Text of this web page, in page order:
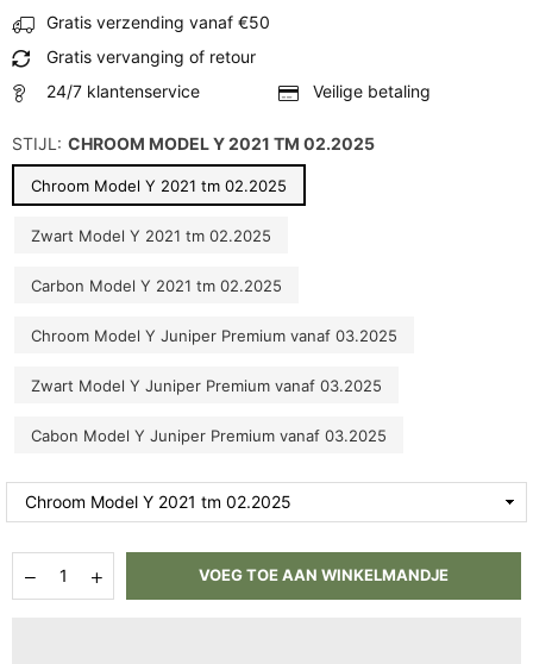
Gratis verzending vanaf €50
Gratis vervanging of retour
24/7 klantenservice
Veilige betaling
STIJL: CHROOM MODEL Y 2021 TM 02.2025
Chroom Model Y 2021 tm 02.2025
Zwart Model Y 2021 tm 02.2025
Carbon Model Y 2021 tm 02.2025
Chroom Model Y Juniper Premium vanaf 03.2025
Zwart Model Y Juniper Premium vanaf 03.2025
Cabon Model Y Juniper Premium vanaf 03.2025
Aantal
verlagen
Aantal
verhogen
VOEG TOE AAN WINKELMANDJE